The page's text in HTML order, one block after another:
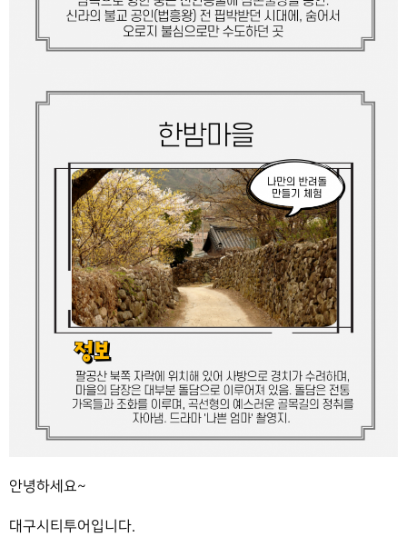
안녕하세요~
대구시티투어입니다.